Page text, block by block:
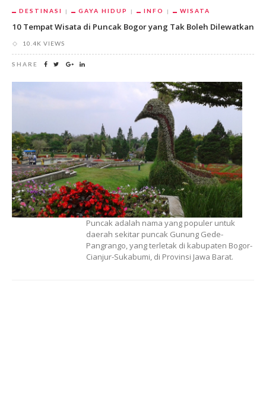
DESTINASI GAYA HIDUP INFO WISATA
10 Tempat Wisata di Puncak Bogor yang Tak Boleh Dilewatkan
10.4K VIEWS
SHARE
Puncak adalah nama yang populer untuk
daerah sekitar puncak Gunung Gede-
Pangrango, yang terletak di kabupaten Bogor-
Cianjur-Sukabumi, di Provinsi Jawa Barat.